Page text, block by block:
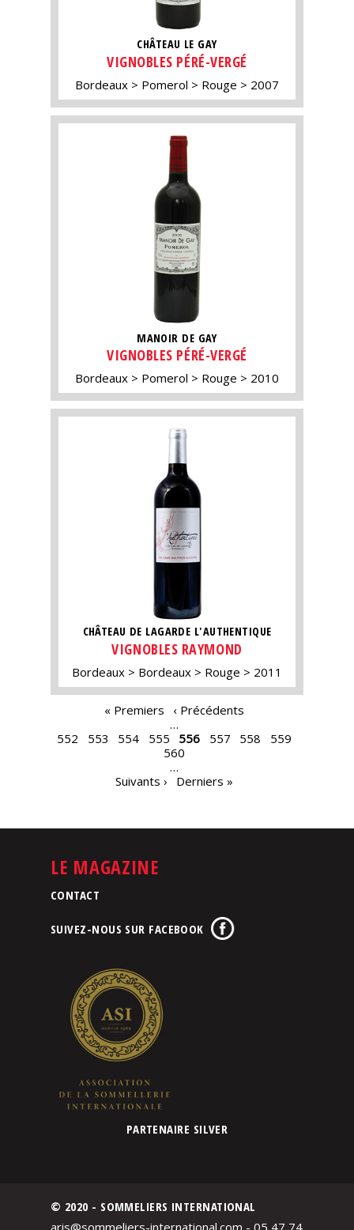
CHÂTEAU LE GAY
VIGNOBLES PÉRÉ-VERGÉ
Bordeaux Pomerol Rouge 2007
MANOIR DE GAY
VIGNOBLES PÉRÉ-VERGÉ
Bordeaux Pomerol Rouge 2010
CHÂTEAU DE LAGARDE L'AUTHENTIQUE
VIGNOBLES RAYMOND
Bordeaux Bordeaux Rouge 2011
« Premiers
‹ Précédents
…
552
553 554 555 556 557 558
559
560
…
Suivants ›
Derniers »
LE MAGAZINE
CONTACT
SUIVEZ-NOUS SUR FACEBOOK
PARTENAIRE SILVER
© 2020 - SOMMELIERS INTERNATIONAL
aris@sommeliers-international.com - 05 47 74